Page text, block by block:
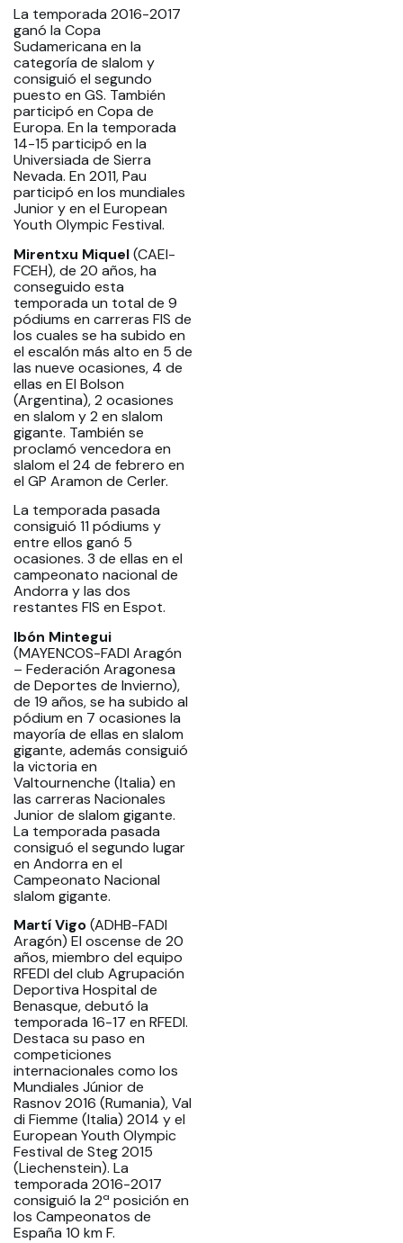
La temporada 2016-2017
ganó la Copa
Sudamericana en la
categoría de slalom y
consiguió el segundo
puesto en GS. También
participó en Copa de
Europa. En la temporada
14-15 participó en la
Universiada de Sierra
Nevada. En 2011, Pau
participó en los mundiales
Junior y en el European
Youth Olympic Festival.
Mirentxu Miquel(CAEI-
FCEH), de 20 años, ha
conseguido esta
temporada un total de 9
pódiums en carreras FIS de
los cuales se ha subido en
el escalón más alto en 5 de
las nueve ocasiones, 4 de
ellas en El Bolson
(Argentina), 2 ocasiones
en slalom y 2 en slalom
gigante. También se
proclamó vencedora en
slalom el 24 de febrero en
el GP Aramon de Cerler.
La temporada pasada
consiguió 11 pódiums y
entre ellos ganó 5
ocasiones. 3 de ellas en el
campeonato nacional de
Andorra y las dos
restantes FIS en Espot.
Ibón Mintegui
(MAYENCOS-FADI Aragón
– Federación Aragonesa
de Deportes de Invierno),
de 19 años, se ha subido al
pódium en 7 ocasiones la
mayoría de ellas en slalom
gigante, además consiguió
la victoria en
Valtournenche (Italia) en
las carreras Nacionales
Junior de slalom gigante.
La temporada pasada
consiguó el segundo lugar
en Andorra en el
Campeonato Nacional
slalom gigante.
Martí Vigo(ADHB-FADI
Aragón) El oscense de 20
años, miembro del equipo
RFEDI del club Agrupación
Deportiva Hospital de
Benasque, debutó la
temporada 16-17 en RFEDI.
Destaca su paso en
competiciones
internacionales como los
Mundiales Júnior de
Rasnov 2016 (Rumania), Val
di Fiemme (Italia) 2014 y el
European Youth Olympic
Festival de Steg 2015
(Liechenstein). La
temporada 2016-2017
consiguió la 2ª posición en
los Campeonatos de
España 10 km F.